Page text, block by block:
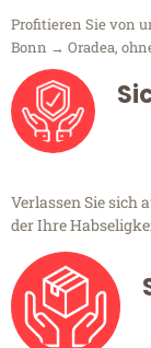
Profitieren Sie von
Bonn → Oradea,
Verlassen Sie sich
der Ihre